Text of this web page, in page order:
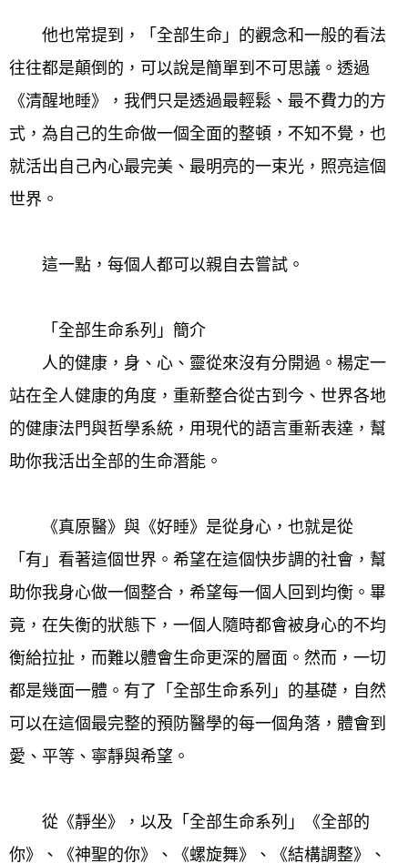
他也常提到，「全部生命」的觀念和一般的看法
往往都是顛倒的，可以說是簡單到不可思議。透過
《清醒地睡》，我們只是透過最輕鬆、最不費力的方
式，為自己的生命做一個全面的整頓，不知不覺，也
就活出自己內心最完美、最明亮的一束光，照亮這個
世界。
這一點，每個人都可以親自去嘗試。
「全部生命系列」簡介
人的健康，身、心、靈從來沒有分開過。楊定一
站在全人健康的角度，重新整合從古到今、世界各地
的健康法門與哲學系統，用現代的語言重新表達，幫
助你我活出全部的生命潛能。
《真原醫》與《好睡》是從身心，也就是從
「有」看著這個世界。希望在這個快步調的社會，幫
助你我身心做一個整合，希望每一個人回到均衡。畢
竟，在失衡的狀態下，一個人隨時都會被身心的不均
衡給拉扯，而難以體會生命更深的層面。然而，一切
都是幾面一體。有了「全部生命系列」的基礎，自然
可以在這個最完整的預防醫學的每一個角落，體會到
愛、平等、寧靜與希望。
從《靜坐》，以及「全部生命系列」《全部的
你》、《神聖的你》、《螺旋舞》、《結構調整》、